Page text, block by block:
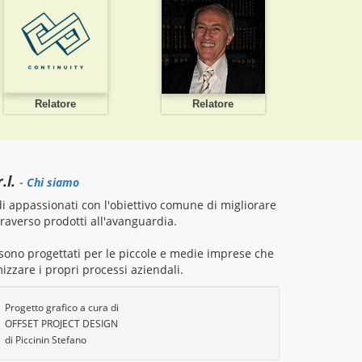
Relatore Relatore
- Chi siamo
appassionati con l'obiettivo comune di migliorare
prodotti all'avanguardia.
progettati per le piccole e medie imprese che
i propri processi aziendali.
Progetto grafico a cura di
OFFSET PROJECT DESIGN
di Piccinin Stefano